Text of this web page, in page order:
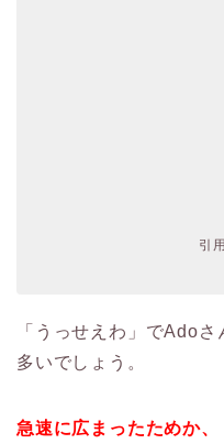
引
「うっせえわ」でAdo
多いでしょう。
急速に広まったためか